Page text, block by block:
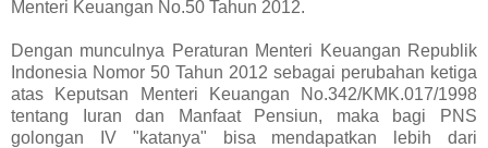
Menteri Keuangan No.50 Tahun 2012.
Dengan munculnya Peraturan Menteri Keuangan Republik
Indonesia Nomor 50 Tahun 2012 sebagai perubahan ketiga
atas Keputsan Menteri Keuangan No.342/KMK.017/1998
tentang Iuran dan Manfaat Pensiun, maka bagi PNS
golongan IV "katanya" bisa mendapatkan lebih dari